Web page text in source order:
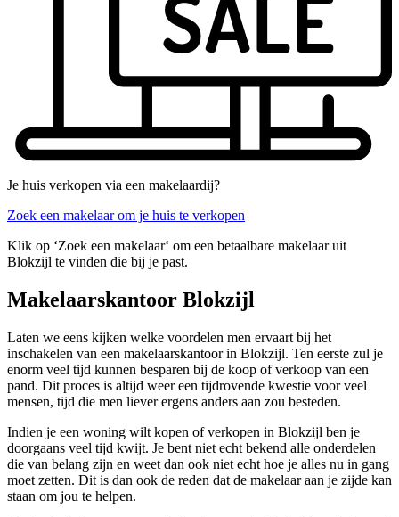
Je huis verkopen via een makelaardij?
Zoek een makelaar om je huis te verkopen
Klik op ‘Zoek een makelaar‘ om een betaalbare makelaar uit
Blokzijl te vinden die bij je past.
Makelaarskantoor Blokzijl
Laten we eens kijken welke voordelen men ervaart bij het
inschakelen van een makelaarskantoor in Blokzijl. Ten eerste zul je
enorm veel tijd kunnen besparen bij de koop of verkoop van een
pand. Dit proces is altijd weer een tijdrovende kwestie voor veel
mensen, tijd die men liever ergens anders aan zou besteden.
Indien je een woning wilt kopen of verkopen in Blokzijl ben je
doorgaans veel tijd kwijt. Je bent niet echt bekend alle onderdelen
die van belang zijn en weet dan ook niet echt hoe je alles nu in gang
moet zetten. Dit is dan ook de reden dat de makelaar aan je zijde kan
staan om jou te helpen.